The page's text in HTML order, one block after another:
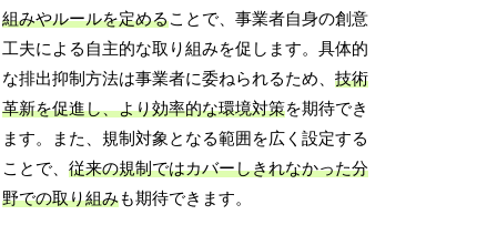
組みやルールを定めることで、事業者自身の創意
工夫による自主的な取り組みを促します。具体的
な排出抑制方法は事業者に委ねられるため、技術
革新を促進し、より効率的な環境対策を期待でき
ます。また、規制対象となる範囲を広く設定する
ことで、従来の規制ではカバーしきれなかった分
野での取り組みも期待できます。